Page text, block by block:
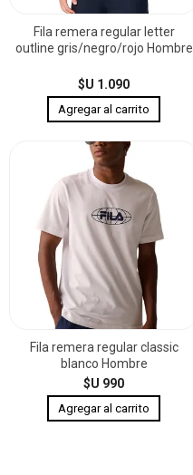
Fila remera regular letter
outline gris/negro/rojo Hombre
$U 1.090
Fila remera regular classic
blanco Hombre
$U 990